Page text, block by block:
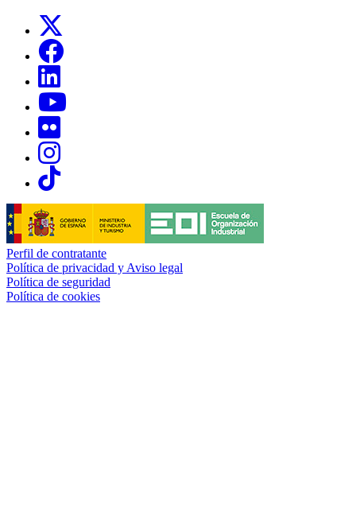
Links, Opens in this window
Links, Opens in this window
Links, Opens in this window
Links, Opens in this window
Links, Opens in this window
Perfil de contratante
Política de privacidad y Aviso legal
Política de seguridad
Política de cookies